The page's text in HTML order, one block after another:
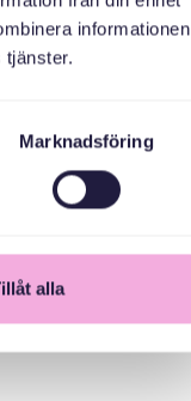
informationen
tjänster.
Marknadsföring
alla